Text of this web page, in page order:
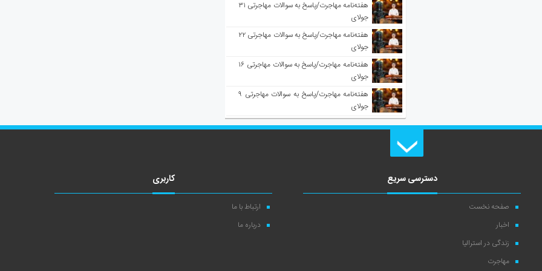
هفته‌نامه مهاجرت/پاسخ به سوالات مهاجرتی ۳۱
جولای
هفته‌نامه مهاجرت/پاسخ به سوالات مهاجرتی ۲۲
جولای
هفته‌نامه مهاجرت/پاسخ به سوالات مهاجرتی ۱۶
جولای
هفته‌نامه مهاجرت/پاسخ به سوالات مهاجرتی ۹
جولای
دسترسی سریع
صفحه نخست
اخبار
زندگی در استرالیا
مهاجرت
کاربری
ارتباط با ما
درباره ما